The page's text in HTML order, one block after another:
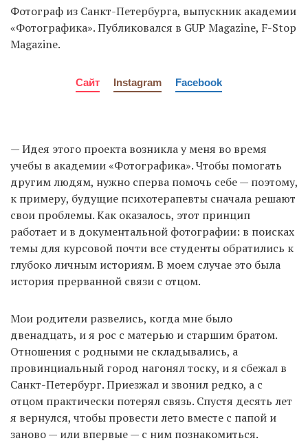
Фотограф из Санкт-Петербурга, выпускник академии
«Фотографика». Публиковался в GUP Magazine, F-Stop
Magazine.
Сайт Instagram Facebook
— Идея этого проекта возникла у меня во время
учебы в академии «Фотографика». Чтобы помогать
другим людям, нужно сперва помочь себе — поэтому,
к примеру, будущие психотерапевты сначала решают
свои проблемы. Как оказалось, этот принцип
работает и в документальной фотографии: в поисках
темы для курсовой почти все студенты обратились к
глубоко личным историям. В моем случае это была
история прерванной связи с отцом.
Мои родители развелись, когда мне было
двенадцать, и я рос с матерью и старшим братом.
Отношения с родными не складывались, а
провинциальный город нагонял тоску, и я сбежал в
Санкт-Петербург. Приезжал и звонил редко, а с
отцом практически потерял связь. Спустя десять лет
я вернулся, чтобы провести лето вместе с папой и
заново — или впервые — с ним познакомиться.